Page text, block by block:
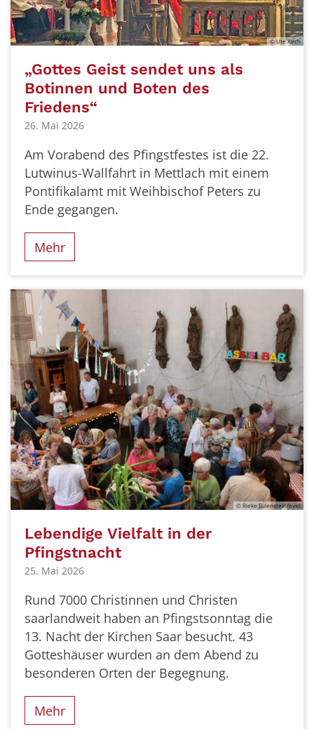
© Ute Kirch
„Gottes Geist sendet uns als
Botinnen und Boten des
Friedens“
26. Mai 2026
Am Vorabend des Pfingstfestes ist die 22.
Lutwinus-Wallfahrt in Mettlach mit einem
Pontifikalamt mit Weihbischof Peters zu
Ende gegangen.
Mehr
© Rieke Eulenstein/evks
Lebendige Vielfalt in der
Pfingstnacht
25. Mai 2026
Rund 7000 Christinnen und Christen
saarlandweit haben an Pfingstsonntag die
13. Nacht der Kirchen Saar besucht. 43
Gotteshäuser wurden an dem Abend zu
besonderen Orten der Begegnung.
Mehr